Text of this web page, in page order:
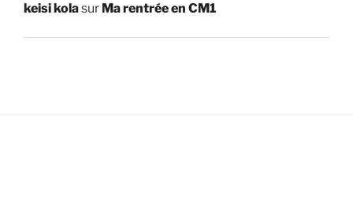
keisi kolasur Ma rentrée en CM1